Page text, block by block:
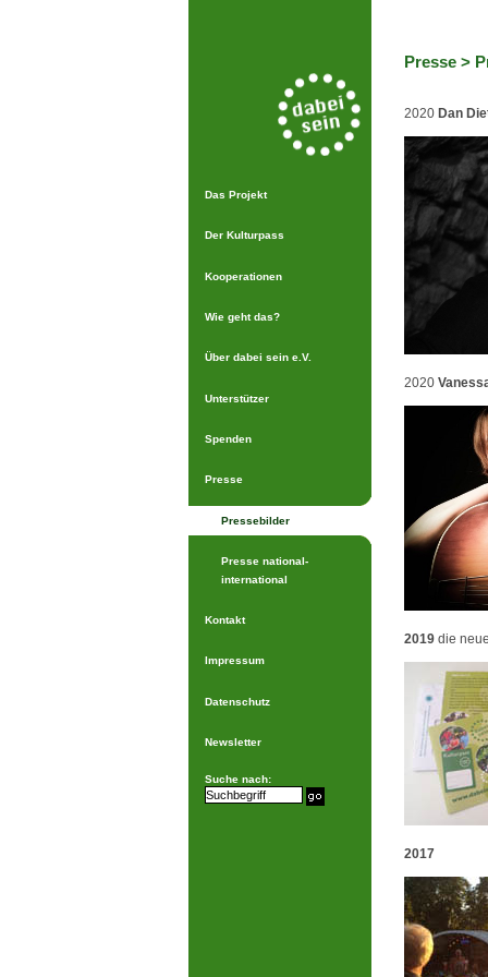
Presse>
2020 Dan
2020
2019 die
2017
Das Projekt
Der Kulturpass
Kooperationen
Wie geht das?
Über dabei sein e.V.
Unterstützer
Spenden
Presse
Pressebilder
Presse national-
international
Kontakt
Impressum
Datenschutz
Newsletter
Suche nach: